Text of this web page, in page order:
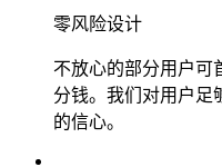
零风险设计
不放心的部分用户可
分钱。我们对用户足
的信心。